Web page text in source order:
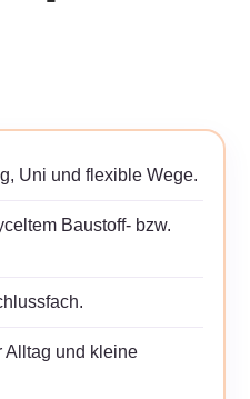
Uni und flexible Wege.
Baustoff- bzw.
Alltag und kleine